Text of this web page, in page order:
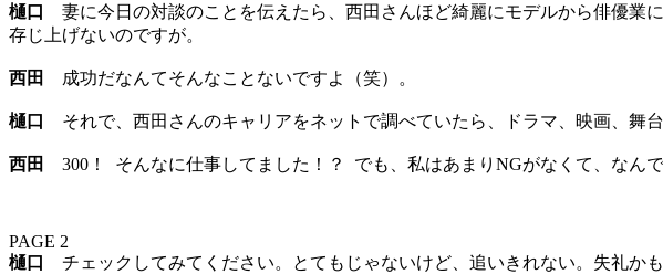
樋口
妻に今日の対談のことを伝えたら、西田さんほど綺麗にモデルから俳優業
存じ上げないのですが。
西田 成功だなんてそんなことないですよ（笑）。
樋口 それで、西田さんのキャリアをネットで調べていたら、ドラマ、映画、舞
西田 300！ そんなに仕事してました！？ でも、私はあまりNGがなくて、なん
PAGE 2
樋口
チェックしてみてください。とてもじゃないけど、追いきれない。失礼